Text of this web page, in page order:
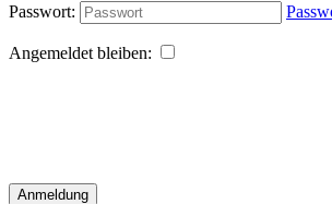
Passwort:
Angemeldet bleiben:
Anmeldung